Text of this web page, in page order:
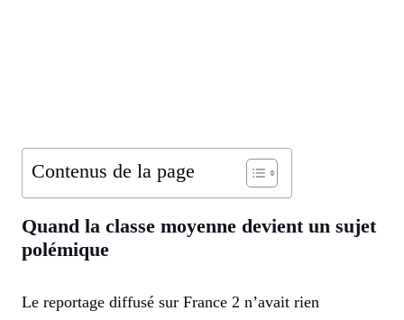
Contenus de la page
Quand la classe moyenne devient un sujet
polémique
Le reportage diffusé sur France 2 n’avait rien